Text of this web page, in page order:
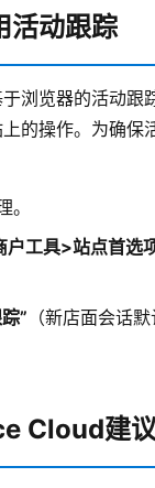
活动跟踪
浏览器的活动跟
的操作。为确保
。
户工具>站点首选
” （新店面会话默
Cloud建